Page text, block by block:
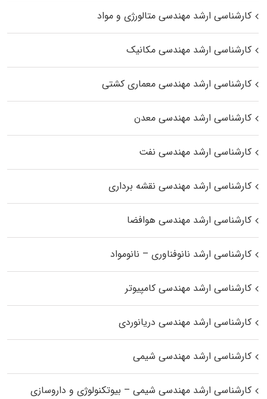
کارشناسی ارشد مهندسی متالورژی و مواد
کارشناسی ارشد مهندسی مکانیک
کارشناسی ارشد مهندسی معماری کشتی
کارشناسی ارشد مهندسی معدن
کارشناسی ارشد مهندسی نفت
کارشناسی ارشد مهندسی نقشه برداری
کارشناسی ارشد مهندسی هوافضا
کارشناسی ارشد نانوفناوری – نانومواد
کارشناسی ارشد مهندسی کامپیوتر
کارشناسی ارشد مهندسی دریانوردی
کارشناسی ارشد مهندسی شیمی
کارشناسی ارشد مهندسی شیمی – بیوتکنولوژی و داروسازی